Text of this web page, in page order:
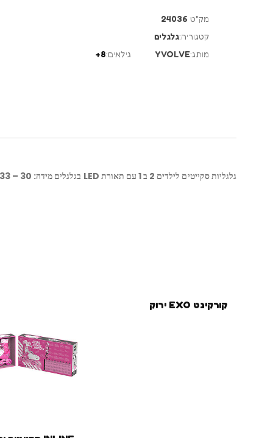
מק"ט 24036
קטגוריה:גלגלים
מותג:YVOLVE גילאים:8+
גלגליות סקייטים לילדים 2 ב 1 עם תאורת LED בגלגלים מידה: 30 – 33 – סגול/לבן
קורקינט EXO ירוק